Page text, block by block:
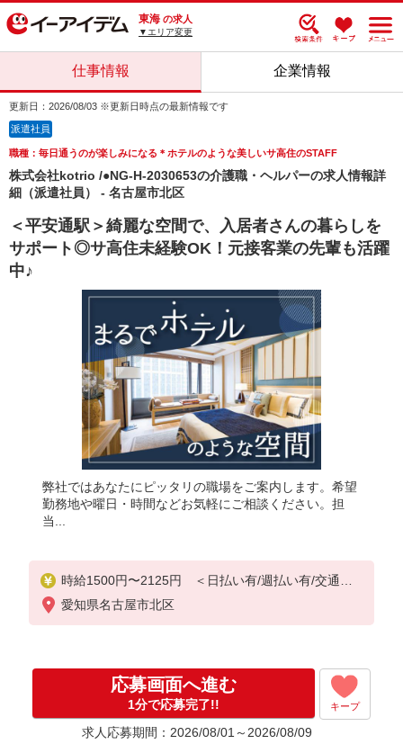
東海 の求人
▼エリア変更
仕事情報 企業情報
更新日：2026/08/03 ※更新日時点の最新情報です
派遣社員
職種：毎日通うのが楽しみになる＊ホテルのような美しいサ高住のSTAFF
株式会社kotrio /●NG-H-2030653の介護職・ヘルパーの求人情報詳
細（派遣社員） - 名古屋市北区
＜平安通駅＞綺麗な空間で、入居者さんの暮らしを
サポート◎サ高住未経験OK！元接客業の先輩も活躍
中♪
弊社ではあなたにピッタリの職場をご案内します。希望
勤務地や曜日・時間などお気軽にご相談ください。担
当...
時給1500円〜2125円 ＜日払い有/週払い有/交通費
全支給(ガソリン代含む)＞
愛知県名古屋市北区
応募画面へ進む
1分で応募完了!! キープ
求人応募期間：2026/08/01～2026/08/09